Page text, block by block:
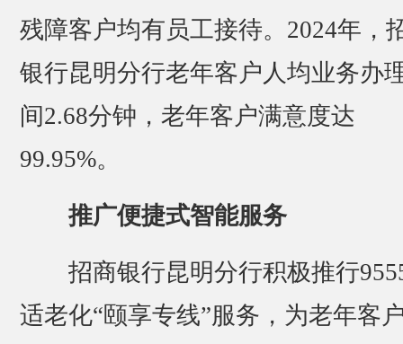
残障客户均有员工接待。2024年，
银行昆明分行老年客户人均业务办
间2.68分钟，老年客户满意度达
99.95%。
推广便捷式智能服务
招商银行昆明分行积极推行
适老化“颐享专线”服务，为老年客